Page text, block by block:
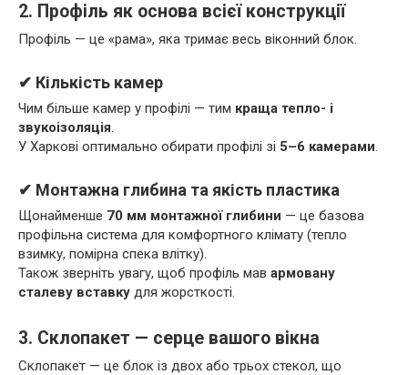
2. Профіль як основа всієї конструкції
Профіль — це «рама», яка тримає весь віконний блок.
✔ Кількість камер
Чим більше камер у профілі — тим краща тепло- і
звукоізоляція.
У Харкові оптимально обирати профілі зі 5–6 камерами.
✔ Монтажна глибина та якість пластика
Щонайменше 70 мм монтажної глибини — це базова
профільна система для комфортного клімату (тепло
взимку, помірна спека влітку).
Також зверніть увагу, щоб профіль мав армовану
сталеву вставку для жорсткості.
3. Склопакет — серце вашого вікна
Склопакет — це блок із двох або трьох стекол, що